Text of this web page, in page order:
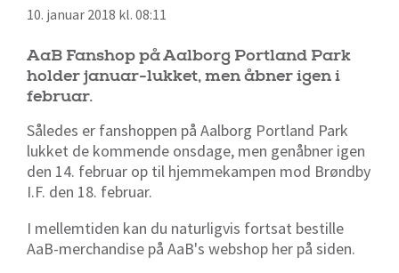
10. januar 2018 kl. 08:11
AaB Fanshop på Aalborg Portland Park
holder januar-lukket, men åbner igen i
februar.
Således er fanshoppen på Aalborg Portland Park
lukket de kommende onsdage, men genåbner igen
den 14. februar op til hjemmekampen mod Brøndby
I.F. den 18. februar.
I mellemtiden kan du naturligvis fortsat bestille
AaB-merchandise på AaB's webshop her på siden.